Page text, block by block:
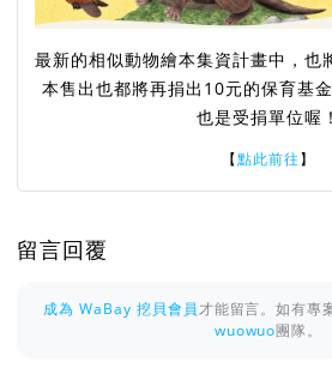
最新的相似動物繪本集資計畫中，也
本售出也都將再捐出10元的保育基
也是受捐單位喔！
【點此前往】
留言回覆
成為 WaBay 挖貝會員才能留言。如有專
wuowuo團隊。